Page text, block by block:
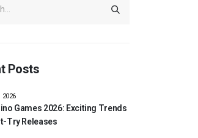
Posts
Games 2026: Exciting Trends
Try Releases
2026